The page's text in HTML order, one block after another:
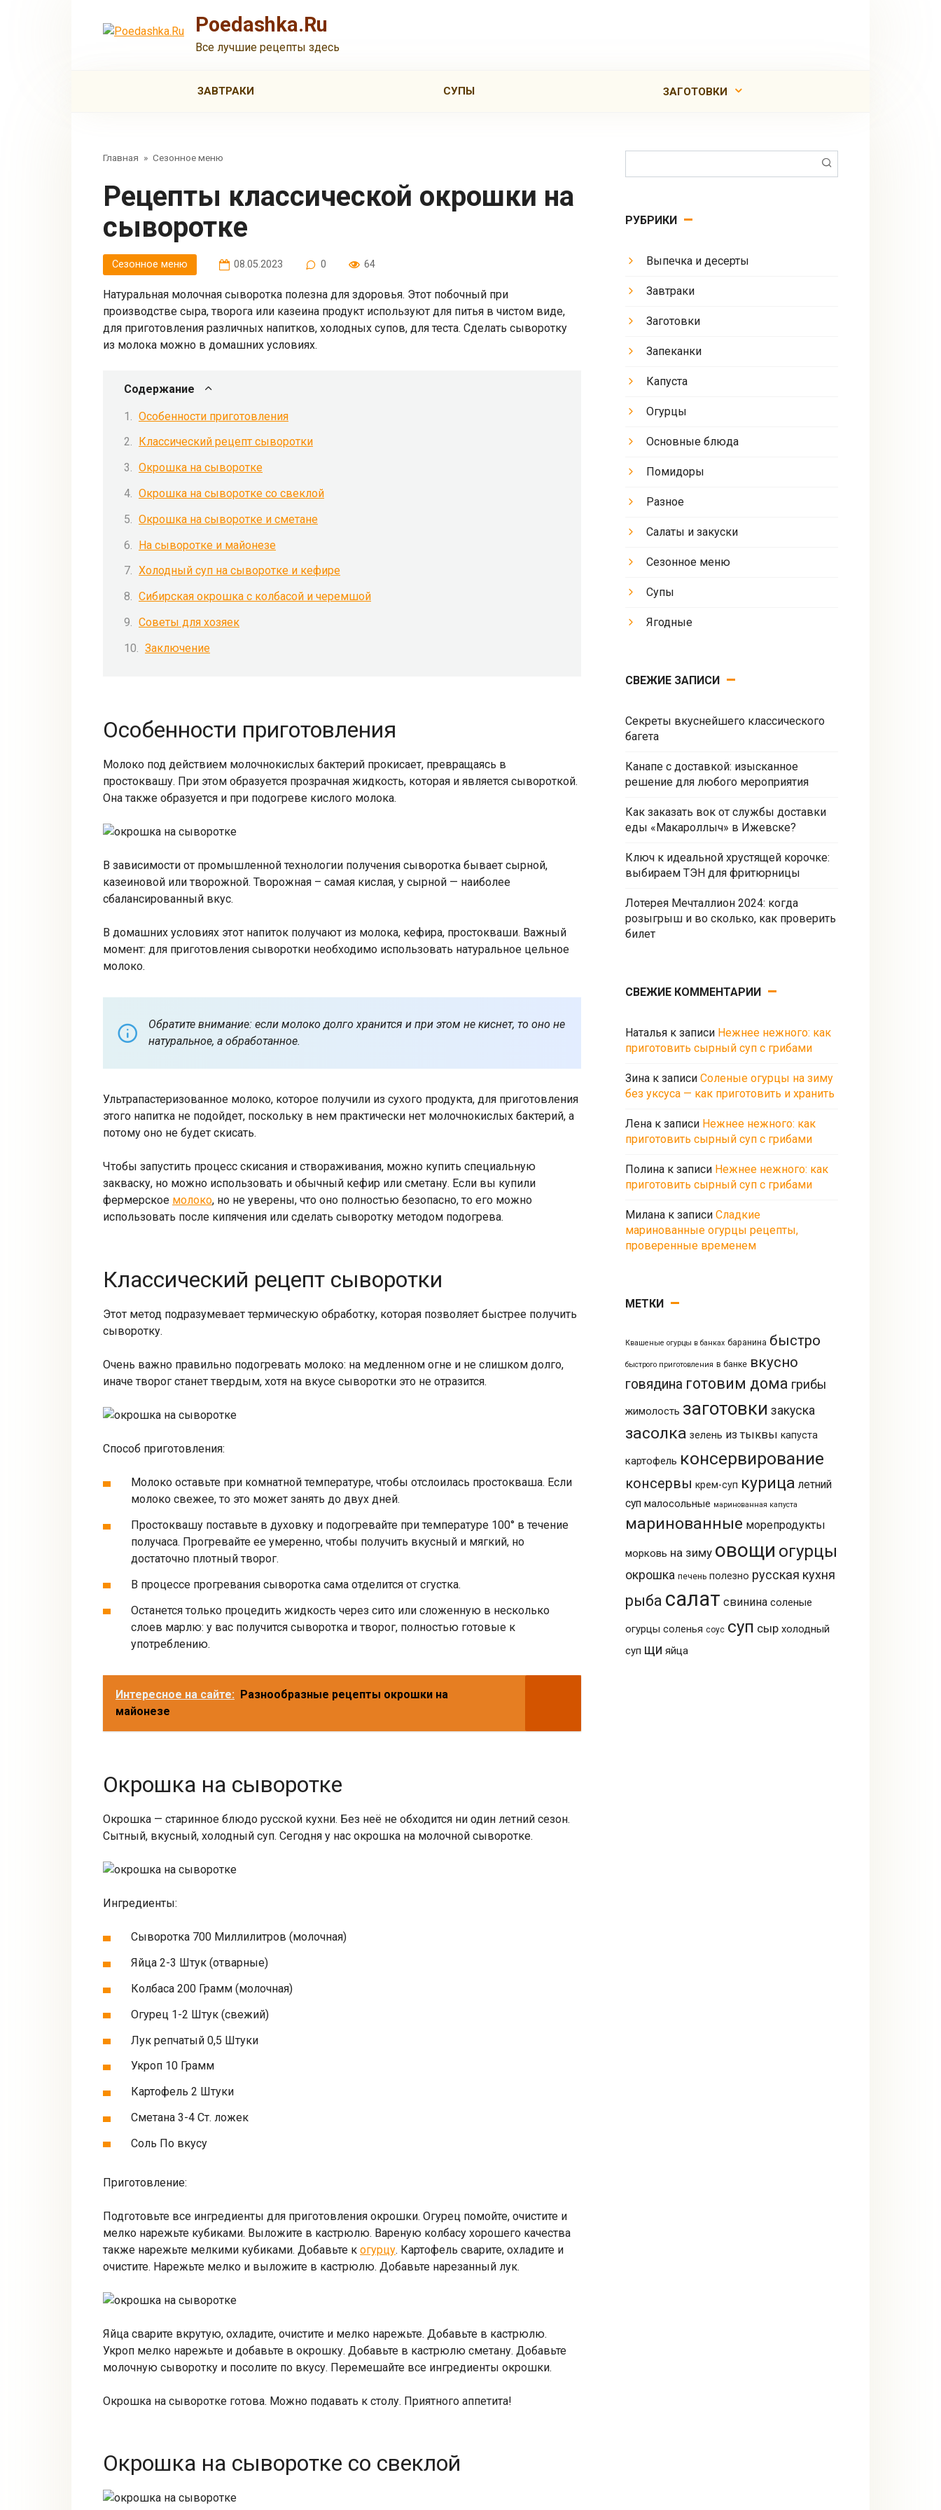
Poedashka.Ru
Все лучшие рецепты здесь
ЗАВТРАКИ СУПЫ ЗАГОТОВКИ
Главная » Сезонное меню
Рецепты классической окрошки на
сыворотке
Сезонное меню 08.05.2023 0 64
Натуральная молочная сыворотка полезна для здоровья. Этот побочный при
производстве сыра, творога или казеина продукт используют для питья в чистом виде,
для приготовления различных напитков, холодных супов, для теста. Сделать сыворотку
из молока можно в домашних условиях.
Содержание
Особенности приготовления
Классический рецепт сыворотки
Окрошка на сыворотке
Окрошка на сыворотке со свеклой
Окрошка на сыворотке и сметане
На сыворотке и майонезе
Холодный суп на сыворотке и кефире
Сибирская окрошка с колбасой и черемшой
Советы для хозяек
Заключение
Особенности приготовления
Молоко под действием молочнокислых бактерий прокисает, превращаясь в
простоквашу. При этом образуется прозрачная жидкость, которая и является сывороткой.
Она также образуется и при подогреве кислого молока.
В зависимости от промышленной технологии получения сыворотка бывает сырной,
казеиновой или творожной. Творожная – самая кислая, у сырной — наиболее
сбалансированный вкус.
В домашних условиях этот напиток получают из молока, кефира, простокваши. Важный
момент: для приготовления сыворотки необходимо использовать натуральное цельное
молоко.
Обратите внимание: если молоко долго хранится и при этом не киснет, то оно не
натуральное, а обработанное.
Ультрапастеризованное молоко, которое получили из сухого продукта, для приготовления
этого напитка не подойдет, поскольку в нем практически нет молочнокислых бактерий, а
потому оно не будет скисать.
Чтобы запустить процесс скисания и створаживания, можно купить специальную
закваску, но можно использовать и обычный кефир или сметану. Если вы купили
фермерское молоко, но не уверены, что оно полностью безопасно, то его можно
использовать после кипячения или сделать сыворотку методом подогрева.
Классический рецепт сыворотки
Этот метод подразумевает термическую обработку, которая позволяет быстрее получить
сыворотку.
Очень важно правильно подогревать молоко: на медленном огне и не слишком долго,
иначе творог станет твердым, хотя на вкусе сыворотки это не отразится.
Способ приготовления:
Молоко оставьте при комнатной температуре, чтобы отслоилась простокваша. Если
молоко свежее, то это может занять до двух дней.
Простоквашу поставьте в духовку и подогревайте при температуре 100° в течение
получаса. Прогревайте ее умеренно, чтобы получить вкусный и мягкий, но
достаточно плотный творог.
В процессе прогревания сыворотка сама отделится от сгустка.
Останется только процедить жидкость через сито или сложенную в несколько
слоев марлю: у вас получится сыворотка и творог, полностью готовые к
употреблению.
Интересное на сайте: Разнообразные рецепты окрошки на
майонезе
Окрошка на сыворотке
Окрошка — старинное блюдо русской кухни. Без неё не обходится ни один летний сезон.
Сытный, вкусный, холодный суп. Сегодня у нас окрошка на молочной сыворотке.
Ингредиенты:
Сыворотка 700 Миллилитров (молочная)
Яйца 2-3 Штук (отварные)
Колбаса 200 Грамм (молочная)
Огурец 1-2 Штук (свежий)
Лук репчатый 0,5 Штуки
Укроп 10 Грамм
Картофель 2 Штуки
Сметана 3-4 Ст. ложек
Соль По вкусу
Приготовление:
Подготовьте все ингредиенты для приготовления окрошки. Огурец помойте, очистите и
мелко нарежьте кубиками. Выложите в кастрюлю. Вареную колбасу хорошего качества
также нарежьте мелкими кубиками. Добавьте к огурцу. Картофель сварите, охладите и
очистите. Нарежьте мелко и выложите в кастрюлю. Добавьте нарезанный лук.
Яйца сварите вкрутую, охладите, очистите и мелко нарежьте. Добавьте в кастрюлю.
Укроп мелко нарежьте и добавьте в окрошку. Добавьте в кастрюлю сметану. Добавьте
молочную сыворотку и посолите по вкусу. Перемешайте все ингредиенты окрошки.
Окрошка на сыворотке готова. Можно подавать к столу. Приятного аппетита!
Окрошка на сыворотке со свеклой
РУБРИКИ
Выпечка и десерты
Завтраки
Заготовки
Запеканки
Капуста
Огурцы
Основные блюда
Помидоры
Разное
Салаты и закуски
Сезонное меню
Супы
Ягодные
СВЕЖИЕ ЗАПИСИ
Секреты вкуснейшего классического
багета
Канапе с доставкой: изысканное
решение для любого мероприятия
Как заказать вок от службы доставки
еды «Макароллыч» в Ижевске?
Ключ к идеальной хрустящей корочке:
выбираем ТЭН для фритюрницы
Лотерея Мечталлион 2024: когда
розыгрыш и во сколько, как проверить
билет
СВЕЖИЕ КОММЕНТАРИИ
Натальяк записи Нежнее нежного: как
приготовить сырный суп с грибами
Зинак записи Соленые огурцы на зиму
без уксуса — как приготовить и хранить
Ленак записи Нежнее нежного: как
приготовить сырный суп с грибами
Полинак записи Нежнее нежного: как
приготовить сырный суп с грибами
Миланак записи Сладкие
маринованные огурцы рецепты,
проверенные временем
МЕТКИ
Квашеные огурцы в банках баранина быстро
быстрого приготовления в банке вкусно
говядина готовим дома грибы
жимолость заготовки закуска
засолка зелень из тыквы капуста
картофель консервирование
консервы крем-суп курица летний
суп малосольные маринованная капуста
маринованные морепродукты
морковь на зиму овощи огурцы
окрошка печень полезно русская кухня
рыба салат свинина соленые
огурцы соленья соус суп сыр холодный
суп щи яйца